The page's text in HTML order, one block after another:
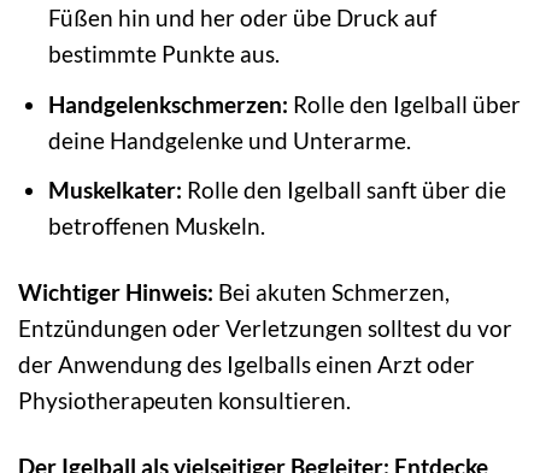
Füßen hin und her oder übe Druck auf
bestimmte Punkte aus.
Handgelenkschmerzen: Rolle den Igelball über
deine Handgelenke und Unterarme.
Muskelkater: Rolle den Igelball sanft über die
betroffenen Muskeln.
Wichtiger Hinweis: Bei akuten Schmerzen,
Entzündungen oder Verletzungen solltest du vor
der Anwendung des Igelballs einen Arzt oder
Physiotherapeuten konsultieren.
Der Igelball als vielseitiger Begleiter: Entdecke